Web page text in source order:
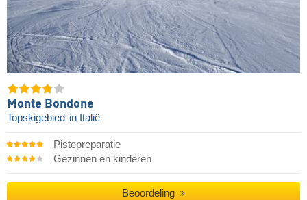
Monte Bondone
Topskigebied in Italië
Pistepreparatie
Gezinnen en kinderen
Beoordeling